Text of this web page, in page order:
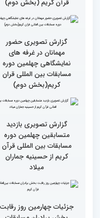
بالاترین سطح برگزاری
مسابقات قرآن را در ایران
شاهد بودم
گزارش تصویری سومین
رقابت بخش بانوان چهلمین
دوره مسابقات بین المللی
قرآن کریم (بخش دوم)
گزارش تصویری حضور
مهمانان در غرفه های
نمایشگاهی چهلمین دوره
مسابقات بین المللی قران
کریم(بخش دوم)